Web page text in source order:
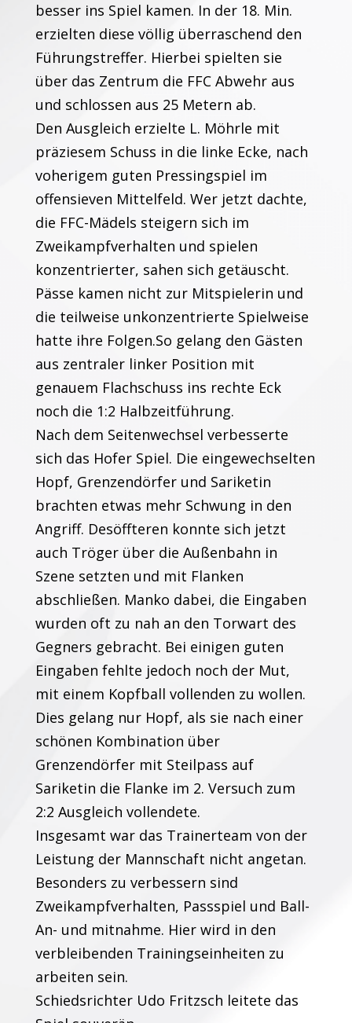
besser ins Spiel kamen. In der 18. Min.
erzielten diese völlig überraschend den
Führungstreffer. Hierbei spielten sie
über das Zentrum die FFC Abwehr aus
und schlossen aus 25 Metern ab.
Den Ausgleich erzielte L. Möhrle mit
präziesem Schuss in die linke Ecke, nach
voherigem guten Pressingspiel im
offensieven Mittelfeld. Wer jetzt dachte,
die FFC-Mädels steigern sich im
Zweikampfverhalten und spielen
konzentrierter, sahen sich getäuscht.
Pässe kamen nicht zur Mitspielerin und
die teilweise unkonzentrierte Spielweise
hatte ihre Folgen.So gelang den Gästen
aus zentraler linker Position mit
genauem Flachschuss ins rechte Eck
noch die 1:2 Halbzeitführung.
Nach dem Seitenwechsel verbesserte
sich das Hofer Spiel. Die eingewechselten
Hopf, Grenzendörfer und Sariketin
brachten etwas mehr Schwung in den
Angriff. Desöffteren konnte sich jetzt
auch Tröger über die Außenbahn in
Szene setzten und mit Flanken
abschließen. Manko dabei, die Eingaben
wurden oft zu nah an den Torwart des
Gegners gebracht. Bei einigen guten
Eingaben fehlte jedoch noch der Mut,
mit einem Kopfball vollenden zu wollen.
Dies gelang nur Hopf, als sie nach einer
schönen Kombination über
Grenzendörfer mit Steilpass auf
Sariketin die Flanke im 2. Versuch zum
2:2 Ausgleich vollendete.
Insgesamt war das Trainerteam von der
Leistung der Mannschaft nicht angetan.
Besonders zu verbessern sind
Zweikampfverhalten, Passspiel und Ball-
An- und mitnahme. Hier wird in den
verbleibenden Trainingseinheiten zu
arbeiten sein.
Schiedsrichter Udo Fritzsch leitete das